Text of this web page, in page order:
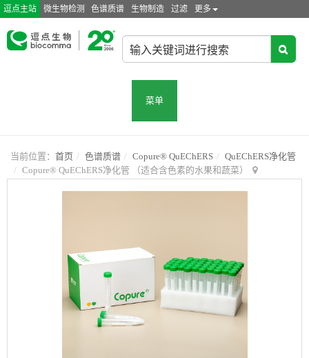
逗点主站 微生物检测 色谱质谱 生物制造 过滤 更多
菜单
当前位置： 首页 色谱质谱 Copure® QuEChERS
QuEChERS净化管
Copure® QuEChERS净化管 （适合含色素的水果和蔬菜）